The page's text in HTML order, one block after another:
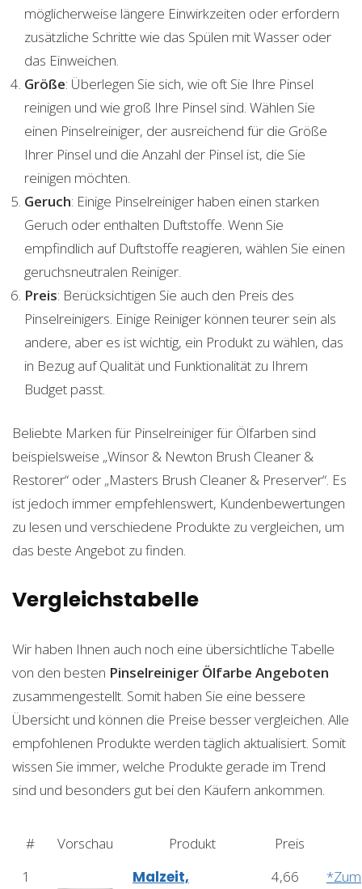
möglicherweise längere Einwirkzeiten oder erfordern
zusätzliche Schritte wie das Spülen mit Wasser oder
das Einweichen.
Größe: Überlegen Sie sich, wie oft Sie Ihre Pinsel
reinigen und wie groß Ihre Pinsel sind. Wählen Sie
einen Pinselreiniger, der ausreichend für die Größe
Ihrer Pinsel und die Anzahl der Pinsel ist, die Sie
reinigen möchten.
Geruch: Einige Pinselreiniger haben einen starken
Geruch oder enthalten Duftstoffe. Wenn Sie
empfindlich auf Duftstoffe reagieren, wählen Sie einen
geruchsneutralen Reiniger.
Preis: Berücksichtigen Sie auch den Preis des
Pinselreinigers. Einige Reiniger können teurer sein als
andere, aber es ist wichtig, ein Produkt zu wählen, das
in Bezug auf Qualität und Funktionalität zu Ihrem
Budget passt.
Beliebte Marken für Pinselreiniger für Ölfarben sind
beispielsweise „Winsor & Newton Brush Cleaner &
Restorer“ oder „Masters Brush Cleaner & Preserver“. Es
ist jedoch immer empfehlenswert, Kundenbewertungen
zu lesen und verschiedene Produkte zu vergleichen, um
das beste Angebot zu finden.
Vergleichstabelle
Wir haben Ihnen auch noch eine übersichtliche Tabelle
von den besten Pinselreiniger Ölfarbe Angeboten
zusammengestellt. Somit haben Sie eine bessere
Übersicht und können die Preise besser vergleichen. Alle
empfohlenen Produkte werden täglich aktualisiert. Somit
wissen Sie immer, welche Produkte gerade im Trend
sind und besonders gut bei den Käufern ankommen.
# Vorschau Produkt
Preis
1
Malzeit,
4,66
*Zum